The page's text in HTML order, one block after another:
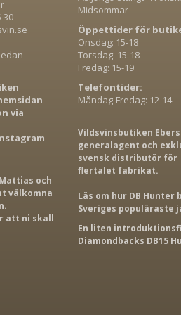
30
via
och
välkomna
att ni skall
Midsommar
Öppettider för
Onsdag: 15-18
Torsdag: 15-18
Fredag: 15-19
Telefontider:
Måndag-Fredag: 12-14
Vildsvinsbutiken
generalagent och
svensk distributör för
flertalet fabrikat.
Läs om hur DB Hunter
Sveriges populäraste
En liten
Diamondbacks DB15